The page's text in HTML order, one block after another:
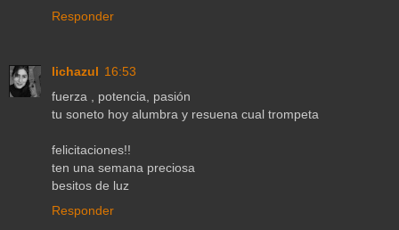
Responder
lichazul 16:53
fuerza , potencia, pasión
tu soneto hoy alumbra y resuena cual trompeta
felicitaciones!!
ten una semana preciosa
besitos de luz
Responder